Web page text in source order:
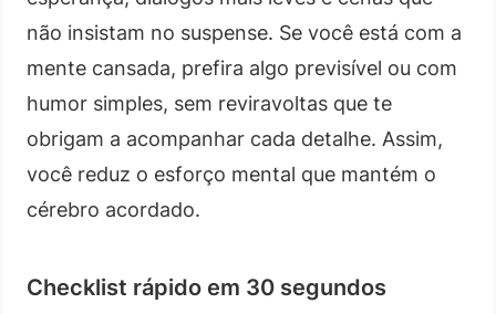
não insistam no suspense. Se você está com a
mente cansada, prefira algo previsível ou com
humor simples, sem reviravoltas que te
obrigam a acompanhar cada detalhe. Assim,
você reduz o esforço mental que mantém o
cérebro acordado.
Checklist rápido em 30 segundos